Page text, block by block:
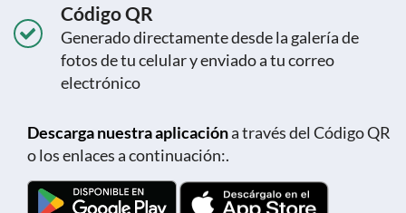
Código QR
Generado directamente desde la galería de
fotos de tu celular y enviado a tu correo
electrónico
Descarga nuestra aplicacióna través del Código QR
o los enlaces a continuación:.